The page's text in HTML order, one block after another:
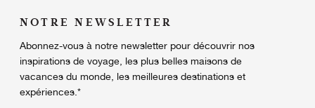
NOTRE NEWSLETTER
Abonnez-vous à notre newsletter pour découvrir nos
inspirations de voyage, les plus belles maisons de
vacances du monde, les meilleures destinations et
expériences.*